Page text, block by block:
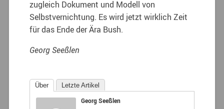
zugleich Dokument und Modell von
Selbstvernichtung. Es wird jetzt wirklich Zeit
für das Ende der Ära Bush.
Georg Seeßlen
Über Letzte Artikel
Georg Seeßlen